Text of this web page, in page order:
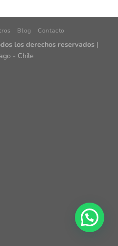
Blog Contacto
los derechos reservados |
- Chile